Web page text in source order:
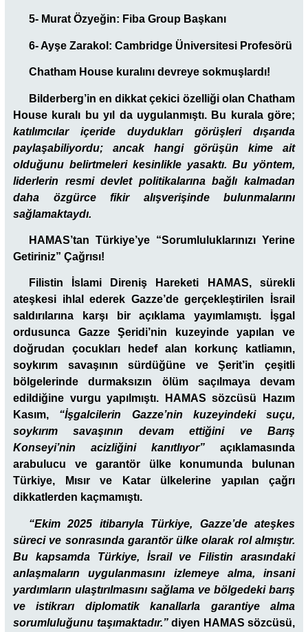
5- Murat Özyeğin: Fiba Group Başkanı
6- Ayşe Zarakol: Cambridge Üniversitesi Profesörü
Chatham House kuralını devreye sokmuşlardı!
Bilderberg’in en dikkat çekici özelliği olan Chatham
House kuralı bu yıl da uygulanmıştı. Bu kurala göre;
katılımcılar içeride duydukları görüşleri dışarıda
paylaşabiliyordu; ancak hangi görüşün kime ait
olduğunu belirtmeleri kesinlikle yasaktı. Bu yöntem,
liderlerin resmi devlet politikalarına bağlı kalmadan
daha özgürce fikir alışverişinde bulunmalarını
sağlamaktaydı.
HAMAS’tan Türkiye’ye “Sorumluluklarınızı Yerine
Getiriniz” Çağrısı!
Filistin İslami Direniş Hareketi HAMAS, sürekli
ateşkesi ihlal ederek Gazze’de gerçekleştirilen İsrail
saldırılarına karşı bir açıklama yayımlamıştı. İşgal
ordusunca Gazze Şeridi’nin kuzeyinde yapılan ve
doğrudan çocukları hedef alan korkunç katliamın,
soykırım savaşının sürdüğüne ve Şerit’in çeşitli
bölgelerinde durmaksızın ölüm saçılmaya devam
edildiğine vurgu yapılmıştı. HAMAS sözcüsü Hazım
Kasım, “İşgalcilerin Gazze’nin kuzeyindeki suçu,
soykırım savaşının devam ettiğini ve Barış
Konseyi’nin acizliğini kanıtlıyor” açıklamasında
arabulucu ve garantör ülke konumunda bulunan
Türkiye, Mısır ve Katar ülkelerine yapılan çağrı
dikkatlerden kaçmamıştı.
“Ekim 2025 itibarıyla Türkiye, Gazze’de ateşkes
süreci ve sonrasında garantör ülke olarak rol almıştır.
Bu kapsamda Türkiye, İsrail ve Filistin arasındaki
anlaşmaların uygulanmasını izlemeye alma, insani
yardımların ulaştırılmasını sağlama ve bölgedeki barış
ve istikrarı diplomatik kanallarla garantiye alma
sorumluluğunu taşımaktadır.” diyen HAMAS sözcüsü,